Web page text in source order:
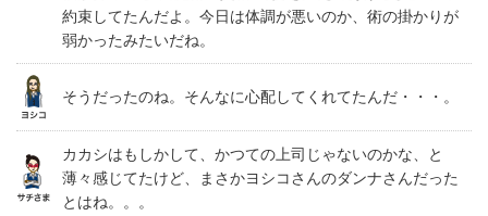
約束してたんだよ。今日は体調が悪いのか、術の掛かりが
弱かったみたいだね。
そうだったのね。そんなに心配してくれてたんだ・・・。
カカシはもしかして、かつての上司じゃないのかな、と
薄々感じてたけど、まさかヨシコさんのダンナさんだった
とはね。。。